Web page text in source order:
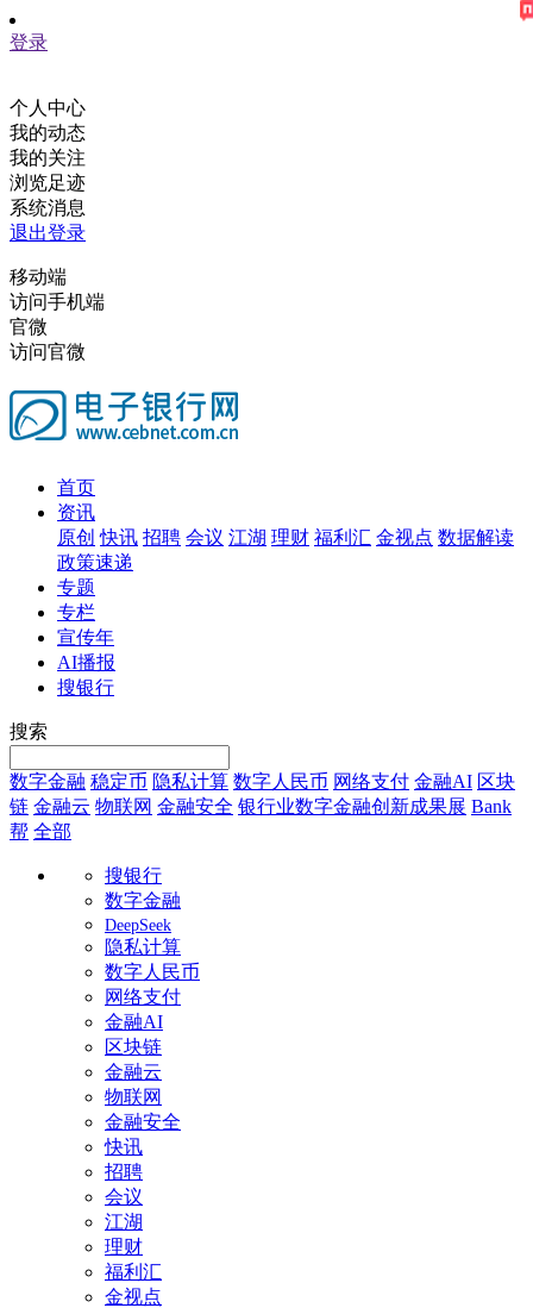
登录
个人中心
我的动态
我的关注
浏览足迹
系统消息
退出登录
移动端
访问手机端
官微
访问官微
首页
资讯
原创 快讯 招聘 会议 江湖 理财 福利汇 金视点 数据解读
政策速递
专题
专栏
宣传年
AI播报
搜银行
搜索
数字金融 稳定币 隐私计算 数字人民币 网络支付 金融AI 区块
链 金融云 物联网 金融安全 银行业数字金融创新成果展 Bank
帮 全部
搜银行
数字金融
DeepSeek
隐私计算
数字人民币
网络支付
金融AI
区块链
金融云
物联网
金融安全
快讯
招聘
会议
江湖
理财
福利汇
金视点